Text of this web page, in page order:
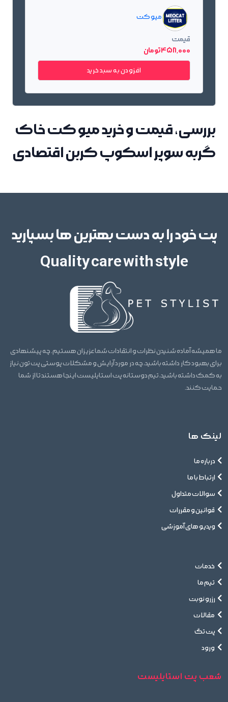
میو کت
قیمت
458٬000 تومان
افزودن به سبد خرید
بررسی، قیمت و خرید میو کت خاک
گربه سوپر اسکوپ کربن اقتصادی
پت خود را به دست بهترین ها بسپارید
Quality care with style
ما همیشه آماده شنیدن نظرات و انتقادات شما عزیزان هستیم. چه پیشنهادی
برای بهبود کار داشته باشید، چه در مورد آرایش و مشکلات پوستی پت تون نیاز
به کمک داشته باشید، تیم دوستانه پت استایلیست اینجا هستند تا از شما
حمایت کنند.
لینک ها
درباره ما
ارتباط با ما
سوالات متداول
قوانین و مقررات
ویدیو های آموزشی
خدمات
تیم ما
رزرو نوبت
مقالات
پت تگ
ورود
شعب پت استایلیست